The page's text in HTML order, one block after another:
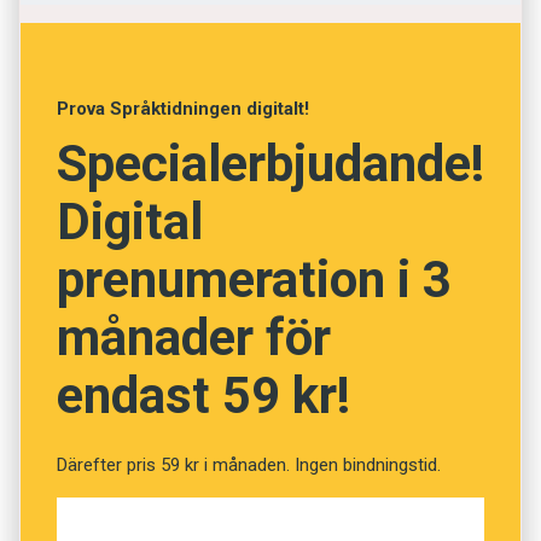
Känner du till dessa? I detta kviss möter du tio
Anders
Foto: Istockphoto
Vilka är de svenska namnen
på frukt och grönt? (Kviss
#21)
Fråga1av10
Prova Språktidningen digitalt!
Specialerbjudande!
Digital
prenumeration i 3
månader för
endast 59 kr!
Därefter pris 59 kr i månaden. Ingen bindningstid.